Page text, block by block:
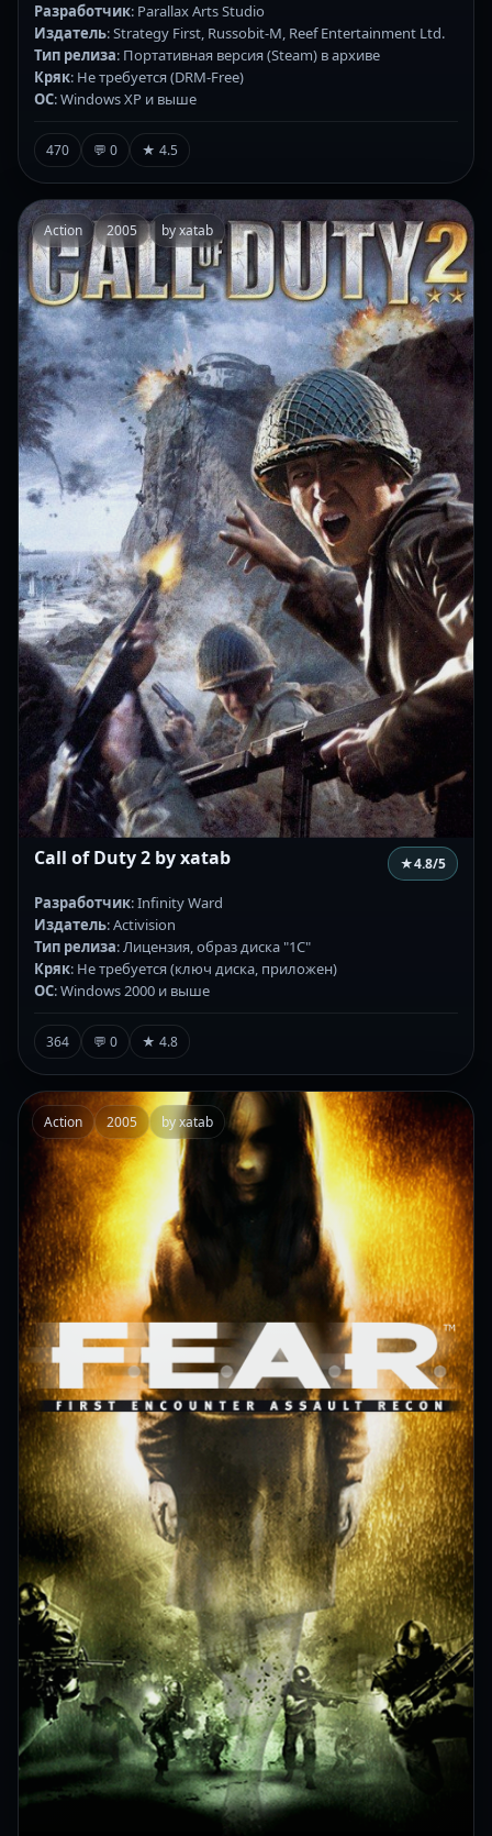
Разработчик: Parallax Arts Studio
Издатель: Strategy First, Russobit-M, Reef Entertainment Ltd.
Тип релиза: Портативная версия (Steam) в архиве
Кряк: Не требуется (DRM-Free)
ОС: Windows XP и выше
470 💬 0 ★ 4.5
Action 2005 by xatab
Call of Duty 2 by xatab ★4.8/5
Разработчик: Infinity Ward
Издатель: Activision
Тип релиза: Лицензия, образ диска "1С"
Кряк: Не требуется (ключ диска, приложен)
ОС: Windows 2000 и выше
364 💬 0 ★ 4.8
Action 2005 by xatab